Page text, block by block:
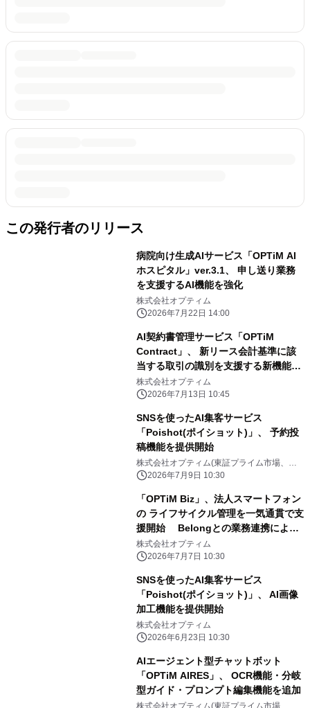
この発行者のリリース
病院向け生成AIサービス「OPTiM AI
ホスピタル」ver.3.1、 申し送り業務
を支援するAI機能を強化
株式会社オプティム
2026年7月22日 14:00
AI契約書管理サービス「OPTiM
Contract」、 新リース会計基準に該
当する取引の識別を支援する新機能を
提供開始 ～リース該当性の判定作業に
かかる工数を削減～
株式会社オプティム
2026年7月13日 10:45
SNSを使ったAI集客サービス
「Poishot(ポイショット)」、 予約投
稿機能を提供開始
株式会社オプティム(東証プライム市場、コ
ード：3694)
2026年7月9日 10:30
「OPTiM Biz」、法人スマートフォン
の ライフサイクル管理を一気通貫で支
援開始 Belongとの業務連携によ
り、セキュアな売却・処分への シーム
レスな導線を提供
株式会社オプティム
2026年7月7日 10:30
SNSを使ったAI集客サービス
「Poishot(ポイショット)」、 AI画像
加工機能を提供開始
株式会社オプティム
2026年6月23日 10:30
AIエージェント型チャットボット
「OPTiM AIRES」、 OCR機能・分岐
型ガイド・プロンプト編集機能を追加
株式会社オプティム(東証プライム市場、コ